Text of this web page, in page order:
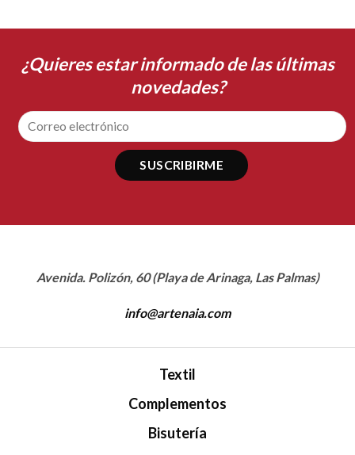
¿Quieres estar informado de las últimas
novedades?
Avenida. Polizón, 60 (Playa de Arinaga, Las Palmas)
info@artenaia.com
Textil
Complementos
Bisutería